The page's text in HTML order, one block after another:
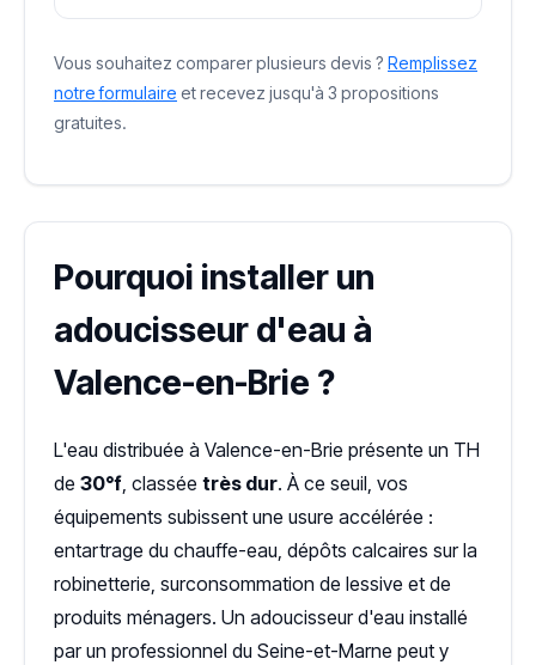
Vous souhaitez comparer plusieurs devis ? Remplissez
notre formulaire et recevez jusqu'à 3 propositions
gratuites.
Pourquoi installer un
adoucisseur d'eau à
Valence-en-Brie ?
L'eau distribuée à Valence-en-Brie présente un TH
de 30°f, classée très dur. À ce seuil, vos
équipements subissent une usure accélérée :
entartrage du chauffe-eau, dépôts calcaires sur la
robinetterie, surconsommation de lessive et de
produits ménagers. Un adoucisseur d'eau installé
par un professionnel du Seine-et-Marne peut y